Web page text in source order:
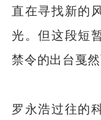
直在寻找新的
光。但这段短
禁令的出台戛然
罗永浩过往的